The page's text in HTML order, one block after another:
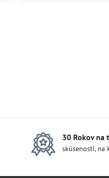
30 Rokov na
skúsenosti, na